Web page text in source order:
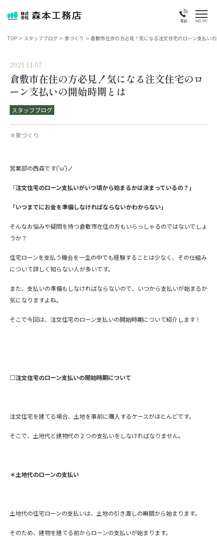
電話 MENU
TOP > スタッフブログ > 家づくり > 倉敷市在住の方必見！気になる注文住宅のローン支払い
2021.11.07
倉敷市在住の方必見！気になる注文住宅のロ
ーン支払いの開始時期とは
スタッフブログ
＃家づくり
営業部の西森です(‘ω’)ノ
「注文住宅のローン支払いがいつ頃から始まるかは決まっているの？」
「いつまでにお金を準備しなければならないかわからない」
そんなお悩みや疑問を持つ倉敷市在住の方もいらっしゃるのではないでしょ
うか？
住宅ローンを支払う機会を一生の中でも経験することは少なく、その仕組み
について詳しく知らない人が多いです。
また、支払いの準備もしなければならないので、いつから支払いが始まるか
気になりますよね。
そこで今回は、注文住宅のローン支払いの開始時期について紹介します！
□注文住宅のローン支払いの開始時期について
注文住宅を建てる場合、土地を事前に購入するケースがほとんどです。
そこで、土地代と建物代の２つの支払いをしなければなりません。
＊土地代のローンの支払い
土地代の住宅ローンの支払いは、土地の引き渡しの瞬間から始まります。
そのため、建物を建てる前からローンの支払いが始まります。